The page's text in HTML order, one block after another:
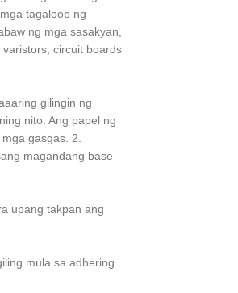
tagaloob ng
ng mga sasakyan,
circuit boards
gilingin ng
nito. Ang papel ng
gasgas. 2.
magandang base
upang takpan ang
mula sa adhering